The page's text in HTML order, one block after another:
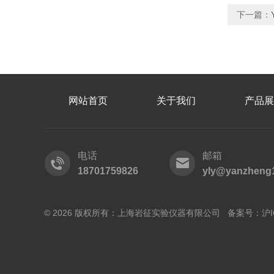
下一篇：
网站首页 关于我们 产品
电话
18701759826
邮箱
© 2026 版权所有：上海岩征实验仪器有限公司 备案号： 沪